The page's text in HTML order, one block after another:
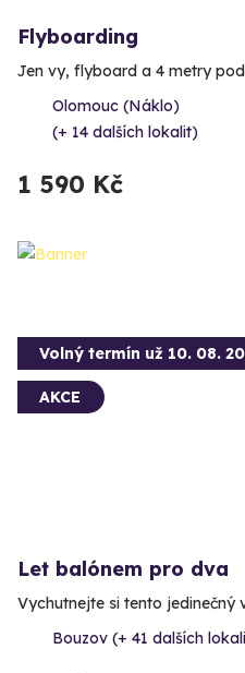
Flyboarding
Jen vy, flyboard a 4 metry
Olomouc (Náklo)
(+ 14 dalších lokalit)
1 590 Kč
Volný termín už 10. 08.
AKCE
Let balónem pro dva
Vychutnejte si tento jedinečný
Bouzov (+ 41 dalších